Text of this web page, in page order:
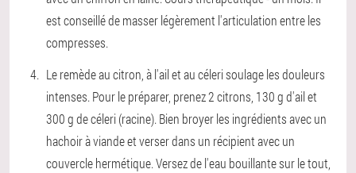
est conseillé de masser légèrement l'articulation entre les
compresses.
Le remède au citron, à l'ail et au céleri soulage les douleurs
intenses. Pour le préparer, prenez 2 citrons, 130 g d'ail et
300 g de céleri (racine). Bien broyer les ingrédients avec un
hachoir à viande et verser dans un récipient avec un
couvercle hermétique. Versez de l'eau bouillante sur le tout,